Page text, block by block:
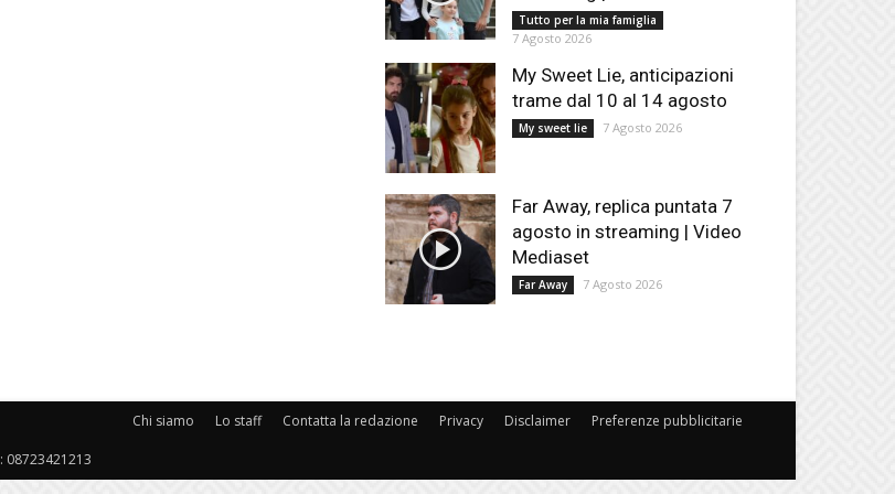
Tutto per la mia famiglia
7 Agosto 2026
My Sweet Lie, anticipazioni
trame dal 10 al 14 agosto
My sweet lie 7 Agosto 2026
Far Away, replica puntata 7
agosto in streaming | Video
Mediaset
Far Away 7 Agosto 2026
Chi siamo Lo staff Contatta la redazione Privacy Disclaimer Preferenze pubblicitarie
08723421213